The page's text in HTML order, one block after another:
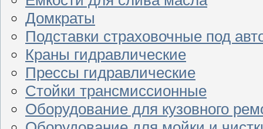
Домкраты
Подставки страховочные под
Краны гидравлические
Прессы гидравлические
Стойки трансмиссионные
Оборудование для кузовного